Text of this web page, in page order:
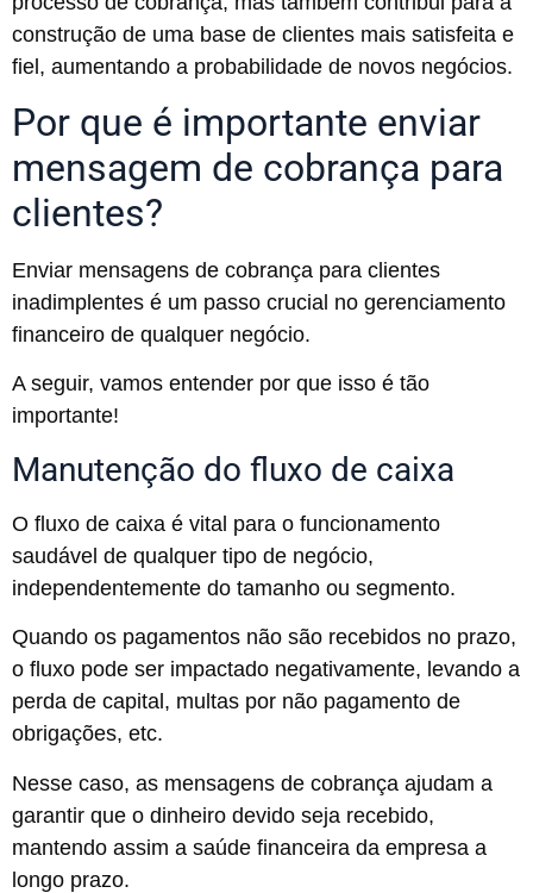
construção de uma base de clientes mais satisfeita e
fiel, aumentando a probabilidade de novos negócios.
Por que é importante enviar
mensagem de cobrança para
clientes?
Enviar mensagens de cobrança para clientes
inadimplentes é um passo crucial no gerenciamento
financeiro de qualquer negócio.
A seguir, vamos entender por que isso é tão
importante!
Manutenção do fluxo de caixa
O fluxo de caixa é vital para o funcionamento
saudável de qualquer tipo de negócio,
independentemente do tamanho ou segmento.
Quando os pagamentos não são recebidos no prazo,
o fluxo pode ser impactado negativamente, levando a
perda de capital, multas por não pagamento de
obrigações, etc.
Nesse caso, as mensagens de cobrança ajudam a
garantir que o dinheiro devido seja recebido,
mantendo assim a saúde financeira da empresa a
longo prazo.